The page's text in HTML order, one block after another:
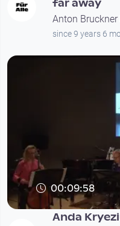
far away
Anton
since 9 years 6
00:09:58
Anda